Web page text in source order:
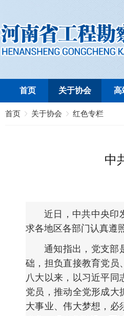
首页 关于协会 高
首页 关于协会 红色专栏
中
近日，中共中央印
求各地区各部门认真遵
通知指出，党支部
础，担负直接教育党员
八大以来，以习近平同
党员，推动全党形成大
大事业、伟大梦想，必